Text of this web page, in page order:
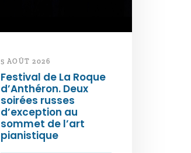
5 AOÛT 2026
Festival de La Roque
d’Anthéron. Deux
soirées russes
d’exception au
sommet de l’art
pianistique